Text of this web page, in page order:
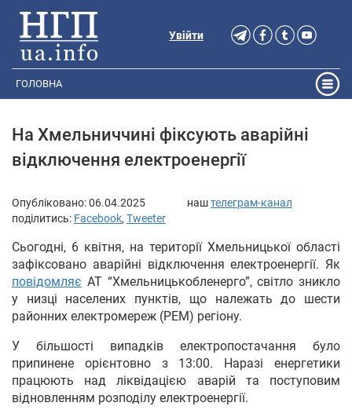
Увійти
ГОЛОВНА
На Хмельниччині фіксують аварійні
відключення електроенергії
Опубліковано:06.04.2025 наштелеграм-канал
поділитись: Facebook, Tweeter
Сьогодні, 6 квітня, на території Хмельницької області
зафіксовано аварійні відключення електроенергії. Як
повідомляє АТ “Хмельницькобленерго”, світло зникло
у низці населених пунктів, що належать до шести
районних електромереж (РЕМ) регіону.
У більшості випадків електропостачання було
припинене орієнтовно з 13:00. Наразі енергетики
працюють над ліквідацією аварій та поступовим
відновленням розподілу електроенергії.